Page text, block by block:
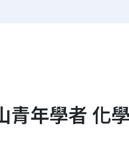
青年學者 化